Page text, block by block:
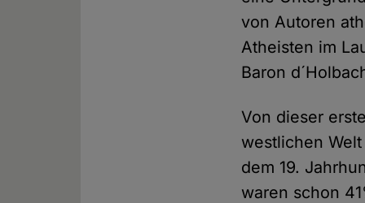
von Autoren
Atheisten im
Baron
Von dieser
westlichen
dem 19.
waren schon